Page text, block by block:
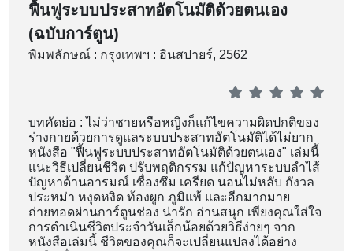
ฟื้นฟูระบบประสาทอัตโนมัติด้วยตนเอง
(ฉบับการ์ตูน)
พิมพลักษณ์ : กรุงเทพฯ : อินสปายร์, 2562
บทคัดย่อ : ไม่ว่าชายหรือหญิงก็แก้ไขความผิดปกติของ
ร่างกายด้วยการดูแลระบบประสาทอัตโนมัติได้ไม่ยาก
หนังสือ "ฟื้นฟูระบบประสาทอัตโนมัติด้วยตนเอง" เล่มนี้
แนะวิธีเปลี่ยนชีวิต ปรับพฤติกรรม แก้ปัญหาระบบลำไส้
ปัญหาด้านอารมณ์ เซื่องซึม เครียด นอนไม่หลับ กังวล
ประหม่า หงุดหงิด ท้องผูก ภูมิแพ้ และอีกมากมาย
ถ่ายทอดผ่านการ์ตูนช่อง น่ารัก อ่านสนุก เพียงคุณใส่ใจ
การดำเนินชีวิตประจำวันเล็กน้อยด้วยวิธีง่ายๆ จาก
หนังสือเล่มนี้ ชีวิตของคุณก็จะเปลี่ยนแปลงได้อย่าง